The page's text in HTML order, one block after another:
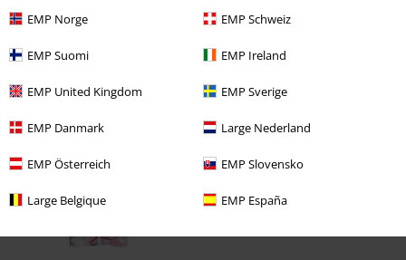
EMP Norge EMP Schweiz
EMP Suomi EMP Ireland
EMP United Kingdom EMP Sverige
EMP Danmark Large Nederland
EMP Österreich EMP Slovensko
Large Belgique EMP España
Naposledy navštívené